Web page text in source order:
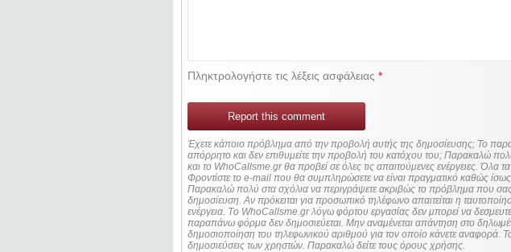
Πληκτρολογήστε τις λέξεις ασφάλειας*
Report this comment
Έχετε κάποιο πρόβλημα από την προβολή αυτής της δημοσίευσης; Το
απόρρητο και δεν επιθυμείτε την προβολή του κατόχου του; Παρακαλώ
και το WhoCallsme.gr θα προβεί σε όλες τις απαιτούμενες ενέργειες. Όλα
Φροντίστε το e-mail που θα συμπληρώσετε να είναι πραγματικό καθώς ίσως
Παρακαλώ πολύ στα σχόλια να περιγράψετε ακριβώς το πρόβλημα που σας
δημοσίευση. Αν πρόκειται για προσωπικό τηλέφωνο απαιτείται η ταυτοποίηση των στοιχείων πριν από οποιοδήποτε
ενέργεια. Τo WhoCallsme.gr λόγω φόρτου εργασίας δεν μπορεί να
παραπάνω φόρμα δεν δημοσιεύεται. Μην αναμένεται απάντηση στο
δημοσιοποίηση του τηλεφωνικού αριθμού για τον οποίο κάνετε αναφορά.
δημοσιεύσεις των χρηστών. Παρακαλώ δείτε τους όρους χρήσης.